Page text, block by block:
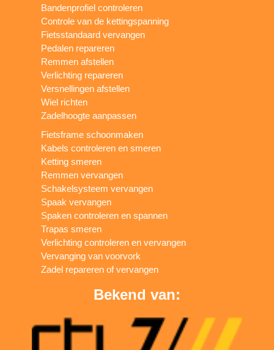
Bandenprofiel controleren
Controle van de kettingspanning
Fietsstandaard vervangen
Pedalen repareren
Remmen afstellen
Verlichting repareren
Versnellingen afstellen
Wiel richten
Zadelhoogte aanpassen
Fietsframe schoonmaken
Kabels controleren en smeren
Ketting smeren
Remmen vervangen
Schakelsysteem vervangen
Spaak vervangen
Spaken controleren en spannen
Trapas smeren
Verlichting controleren en vervangen
Vervanging van voorvork
Zadel repareren of vervangen
Bekend van: